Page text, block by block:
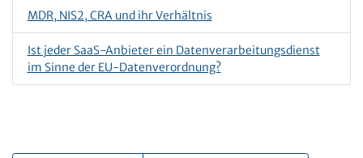
MDR, NIS2, CRA und ihr Verhältnis
Ist jeder SaaS-Anbieter ein Datenverarbeitungsdienst
im Sinne der EU-Datenverordnung?